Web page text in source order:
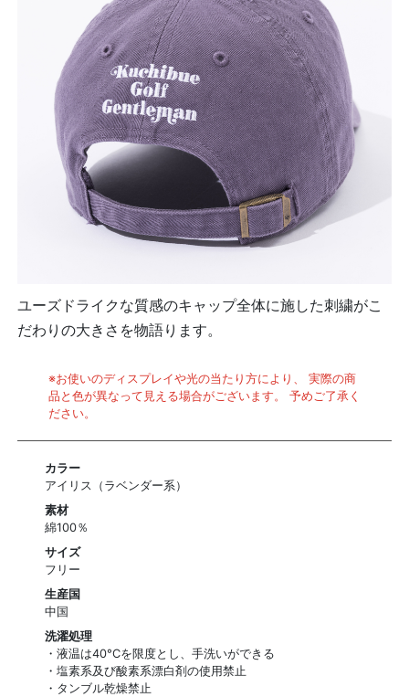
ユーズドライクな質感のキャップ全体に施した刺繍がこ
だわりの大きさを物語ります。
※お使いのディスプレイや光の当たり方により、 実際の商
品と色が異なって見える場合がございます。 予めご了承く
ださい。
カラー
アイリス（ラベンダー系）
素材
綿100％
サイズ
フリー
生産国
中国
洗濯処理
・液温は40°Cを限度とし、手洗いができる
・塩素系及び酸素系漂白剤の使用禁止
・タンブル乾燥禁止